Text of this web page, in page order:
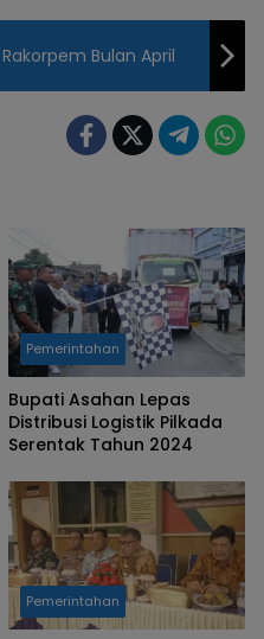
Bulan April
Pemerintahan
Bupati Asahan Lepas
Distribusi Logistik Pilkada
Serentak Tahun 2024
Pemerintahan